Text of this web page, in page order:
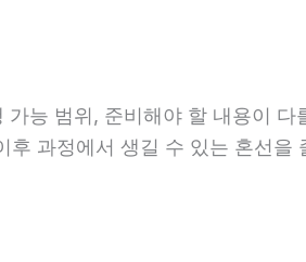
능 범위, 준비해야 할 내용이
과정에서 생길 수 있는 혼선을